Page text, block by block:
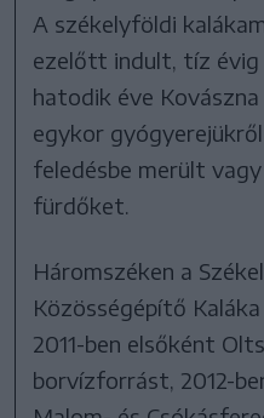
A székelyföldi
ezelőtt indult, tíz évig
hatodik éve
egykor
feledésbe merült
fürdőket.
Háromszéken a
Közösségépítő
2011-ben elsőként
borvízforrást, 2012-